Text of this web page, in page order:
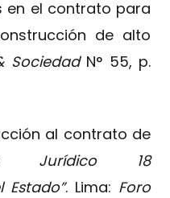
en el contrato para
de alto
SociedadN° 55, p.
al contrato de
Jurídico 18
. Lima: Foro